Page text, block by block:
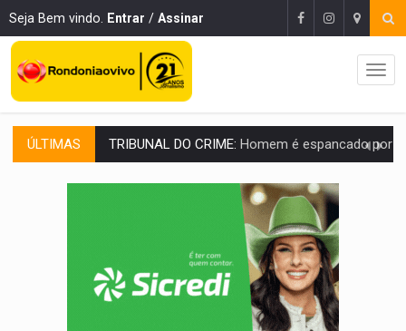
Seja Bem vindo. Entrar / Assinar
ÚLTIMAS VÍDEO:Perseguição é registrada no shopping após colombiana furtar
LUDOPATIA:Apostas online começam a afetar produtividade e rotina
Plantar árvores não será mais suficiente para
OVNIS NA LUA:Cientistas alertam para possível base secreta no satélite
BARREIRA NATURAL: Desmate da Amazônia corta chuvas no Sul e ameaça
Anvisa libera venda de medicamentos pela Shopee, mas